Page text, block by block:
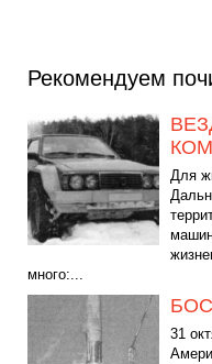
Рекомендуем
Для
много:...
31